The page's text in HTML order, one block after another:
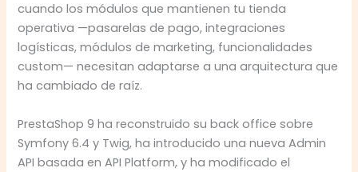
cuando los módulos que mantienen tu tienda
operativa —pasarelas de pago, integraciones
logísticas, módulos de marketing, funcionalidades
custom— necesitan adaptarse a una arquitectura que
ha cambiado de raíz.
PrestaShop 9 ha reconstruido su back office sobre
Symfony 6.4 y Twig, ha introducido una nueva Admin
API basada en API Platform, y ha modificado el